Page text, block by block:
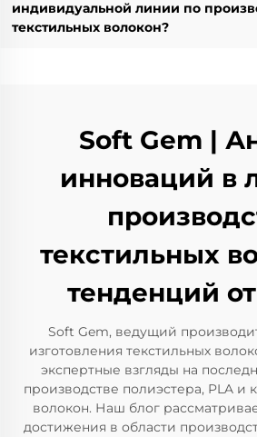
индивидуальной линии по
текстильных волокон?
Soft Gem |
инноваций в
текстильных
тенденций
Soft Gem, ведущий
изготовления текстильных
экспертные взгляды на
производстве полиэстера, PLA и
волокон. Наш блог
достижения в области